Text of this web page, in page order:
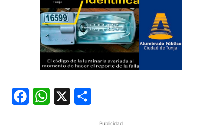
FacebookWhatsApp
Publicidad